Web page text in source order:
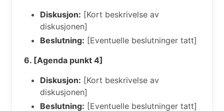
Diskusjon: [Kort beskrivelse av
diskusjonen]
Beslutning: [Eventuelle beslutninger tatt]
6. [Agenda punkt 4]
Diskusjon: [Kort beskrivelse av
diskusjonen]
Beslutning: [Eventuelle beslutninger tatt]